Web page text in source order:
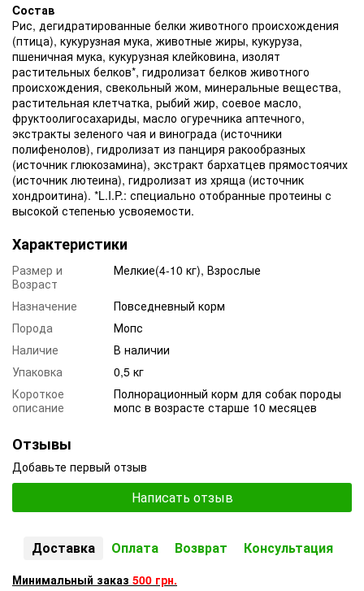
Cостав
Рис, дегидратированные белки животного происхождения
(птица), кукурузная мука, животные жиры, кукуруза,
пшеничная мука, кукурузная клейковина, изолят
растительных белков*, гидролизат белков животного
происхождения, свекольный жом, минеральные вещества,
растительная клетчатка, рыбий жир, соевое масло,
фруктоолигосахариды, масло огуречника аптечного,
экстракты зеленого чая и винограда (источники
полифенолов), гидролизат из панциря ракообразных
(источник глюкозамина), экстракт бархатцев прямостоячих
(источник лютеина), гидролизат из хряща (источник
хондроитина). *L.I.P.: специально отобранные протеины с
высокой степенью усвояемости.
Характеристики
Размер и
Возраст
Мелкие(4-10 кг), Взрослые
Назначение
Повседневный корм
Порода
Мопс
Наличие
В наличии
Упаковка
0,5 кг
Короткое
описание
Полнорационный корм для собак породы
мопс в возрасте старше 10 месяцев
Отзывы
Добавьте первый отзыв
Написать отзыв
Доставка Оплата Возврат Консультация
Минимальный заказ 500 грн.